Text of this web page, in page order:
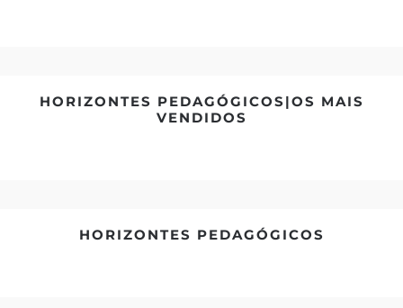
HORIZONTES PEDAGÓGICOS|OS MAIS
VENDIDOS
HORIZONTES PEDAGÓGICOS